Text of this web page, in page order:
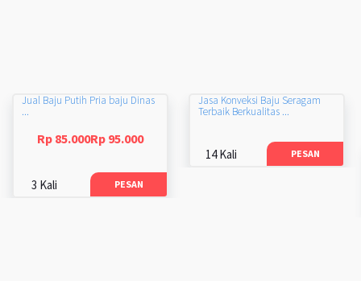
Jual Baju Putih Pria baju Dinas
...
Rp 85.000Rp 95.000
3 Kali PESAN
Jasa Konveksi Baju Seragam
Terbaik Berkualitas ...
14 Kali PESAN